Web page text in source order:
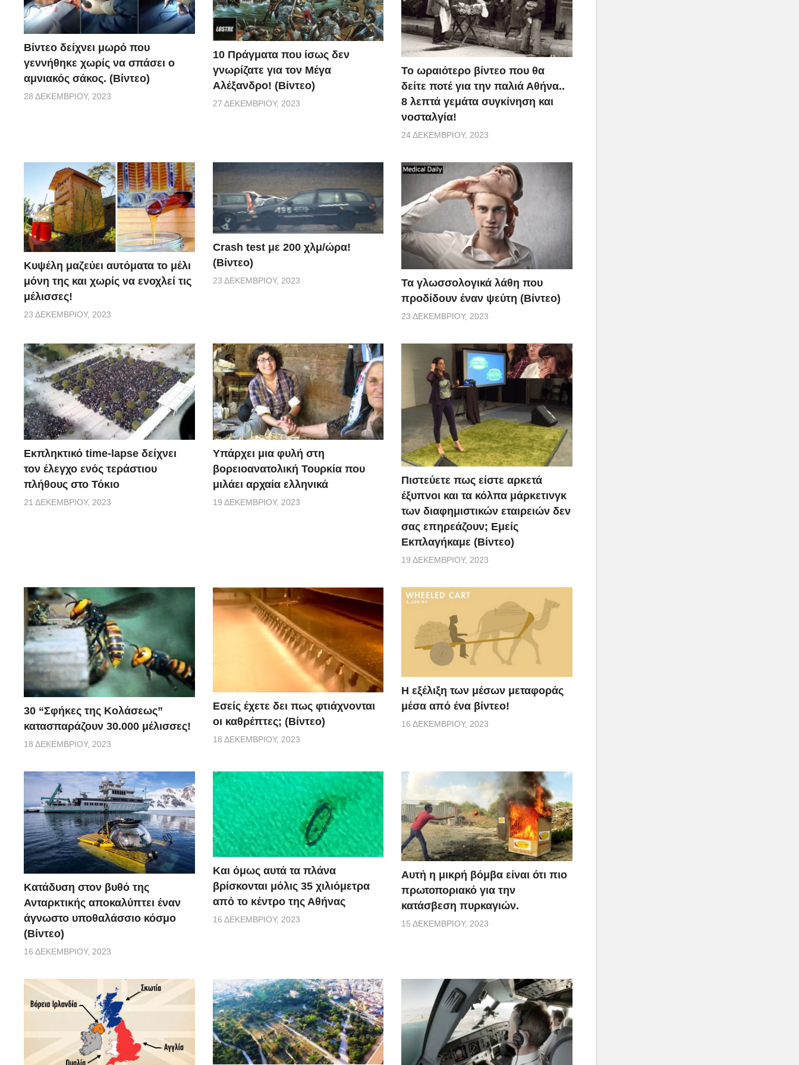
είναι να βρίσκονται σε ετοιμότητα.
Βίντεο δείχνει μωρό που
γεννήθηκε χωρίς να σπάσει ο
αμνιακός σάκος. (Βίντεο)
28 ΔΕΚΕΜΒΡΊΟΥ, 2023
10 Πράγματα που ίσως δεν
γνωρίζατε για τον Μέγα
Αλέξανδρο! (Βίντεο)
27 ΔΕΚΕΜΒΡΊΟΥ, 2023
Το ωραιότερο βίντεο που θα
δείτε ποτέ για την παλιά Αθήνα..
8 λεπτά γεμάτα συγκίνηση και
νοσταλγία!
24 ΔΕΚΕΜΒΡΊΟΥ, 2023
Κυψέλη μαζεύει αυτόματα το μέλι
μόνη της και χωρίς να ενοχλεί τις
μέλισσες!
23 ΔΕΚΕΜΒΡΊΟΥ, 2023
Crash test με 200 χλμ/ώρα!
(Βίντεο)
23 ΔΕΚΕΜΒΡΊΟΥ, 2023
Τα γλωσσολογικά λάθη που
προδίδουν έναν ψεύτη (Βίντεο)
23 ΔΕΚΕΜΒΡΊΟΥ, 2023
Εκπληκτικό time-lapse δείχνει
τον έλεγχο ενός τεράστιου
πλήθους στο Τόκιο
21 ΔΕΚΕΜΒΡΊΟΥ, 2023
Υπάρχει μια φυλή στη
βορειοανατολική Τουρκία που
μιλάει αρχαία ελληνικά
19 ΔΕΚΕΜΒΡΊΟΥ, 2023
Πιστεύετε πως είστε αρκετά
έξυπνοι και τα κόλπα μάρκετινγκ
των διαφημιστικών εταιρειών δεν
σας επηρεάζουν; Εμείς
Εκπλαγήκαμε (Βίντεο)
19 ΔΕΚΕΜΒΡΊΟΥ, 2023
30 “Σφήκες της Κολάσεως”
κατασπαράζουν 30.000 μέλισσες!
18 ΔΕΚΕΜΒΡΊΟΥ, 2023
Εσείς έχετε δει πως φτιάχνονται
οι καθρέπτες; (Βίντεο)
18 ΔΕΚΕΜΒΡΊΟΥ, 2023
Η εξέλιξη των μέσων μεταφοράς
μέσα από ένα βίντεο!
16 ΔΕΚΕΜΒΡΊΟΥ, 2023
Κατάδυση στον βυθό της
Ανταρκτικής αποκαλύπτει έναν
άγνωστο υποθαλάσσιο κόσμο
(Βίντεο)
16 ΔΕΚΕΜΒΡΊΟΥ, 2023
Και όμως αυτά τα πλάνα
βρίσκονται μόλις 35 χιλιόμετρα
από το κέντρο της Αθήνας
16 ΔΕΚΕΜΒΡΊΟΥ, 2023
Αυτή η μικρή βόμβα είναι ότι πιο
πρωτοποριακό για την
κατάσβεση πυρκαγιών.
15 ΔΕΚΕΜΒΡΊΟΥ, 2023